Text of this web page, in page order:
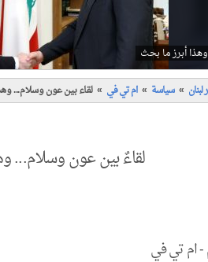
أبرز ما بحث
لبنان سياسة ام تي في لقاء بين عون وسلام...
لقاءٌ بين عون وسلام...
-ام تي في